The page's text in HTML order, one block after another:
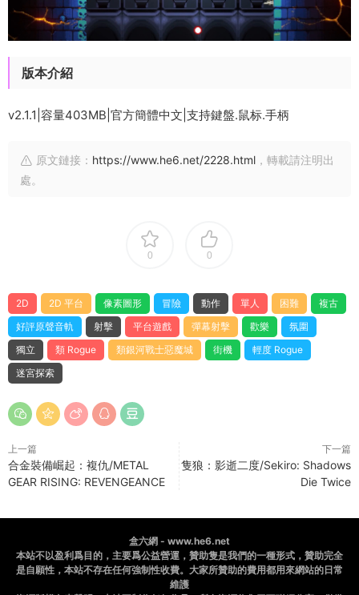
版本介紹
v2.1.1|容量403MB|官方簡體中文|支持鍵盤.鼠标.手柄
原文鏈接： https://www.he6.net/2228.html ，轉載請注明出
處。
0 0
2D 2D 平台 像素圖形 冒險 動作 單人 困難
複古
好評原聲音軌
射擊 平台遊戲 彈幕射擊 歡樂
氛圍
獨立
類 Rogue 類銀河戰士惡魔城 街機
輕度 Rogue
迷宮探索
上一篇
合金裝備崛起：複仇/METAL
GEAR RISING: REVENGEANCE
下一篇
隻狼：影逝二度/Sekiro: Shadows
Die Twice
盒六網 - www.he6.net
本站不以盈利爲目的，主要爲公益營運，贊助隻是我們的一種形式，贊助完全
是自願性，本站不存在任何強制性收費。大家所贊助的費用都用來網站的日常
維護